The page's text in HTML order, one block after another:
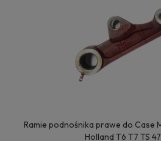
Ramie podnośnika prawe do Case
Holland T6 T7 TS